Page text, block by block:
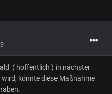
( hoffentlich ) in nächster
könnte diese Maßnahme